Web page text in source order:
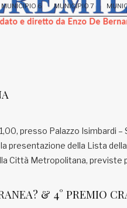
MUNICIPIO 6 MUNICIPIO 7
presso Palazzo Isimbardi –
presentazione della Lista
Città Metropolitana, previste
& 4° PREMIO